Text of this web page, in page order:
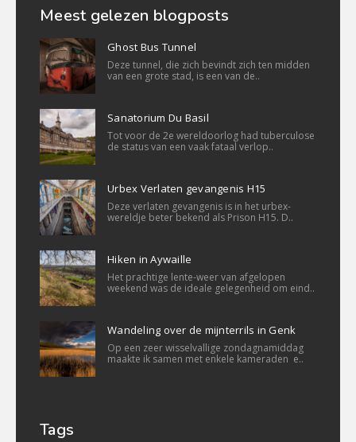
Meest gelezen blogposts
Ghost Bus Tunnel
Deze tunnel, die zich bevindt zich ten midden
van een grote stad, is een van de..
Sanatorium Du Basil
Tot voor de 2e wereldoorlog had tuberculose
de status van een vaak fataal verlop..
Urbex Verlaten gevangenis H15
Deze verlaten gevangenis is in het urbex-
wereldje beter bekend als Prison H15. D..
Hiken in Aywaille
Het prachtige lente-weer van afgelopen
weekend was de ideale gelegenheid om eind..
Wandeling over de mijnterrils in Genk
Op een zeer wisselvallige zondagnamiddag
maakte ik samen met enkele kameraden e..
Tags